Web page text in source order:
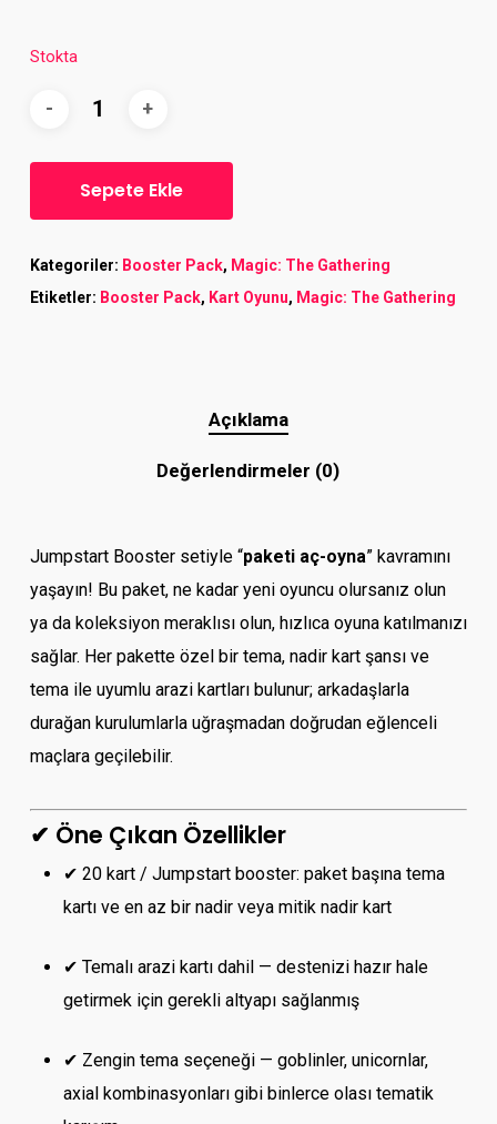
Stokta
Sepete Ekle
Kategoriler: Booster Pack, Magic: The Gathering
Etiketler: Booster Pack, Kart Oyunu, Magic: The Gathering
Açıklama
Değerlendirmeler (0)
Jumpstart Booster setiyle “paketi aç-oyna” kavramını
yaşayın! Bu paket, ne kadar yeni oyuncu olursanız olun
ya da koleksiyon meraklısı olun, hızlıca oyuna katılmanızı
sağlar. Her pakette özel bir tema, nadir kart şansı ve
tema ile uyumlu arazi kartları bulunur; arkadaşlarla
durağan kurulumlarla uğraşmadan doğrudan eğlenceli
maçlara geçilebilir.
✔ Öne Çıkan Özellikler
✔ 20 kart / Jumpstart booster: paket başına tema
kartı ve en az bir nadir veya mitik nadir kart
✔ Temalı arazi kartı dahil — destenizi hazır hale
getirmek için gerekli altyapı sağlanmış
✔ Zengin tema seçeneği — goblinler, unicornlar,
axial kombinasyonları gibi binlerce olası tematik